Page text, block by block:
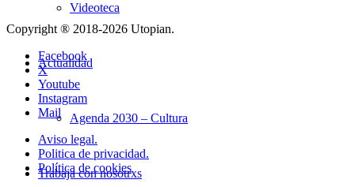
Videoteca
Actualidad
Agenda 2030 – Cultura
Trabaja con nosotrxs
Copyright ® 2018-2026 Utopian.
Facebook
X
Youtube
Instagram
Mail
Aviso legal.
Politica de privacidad.
Política de cookies